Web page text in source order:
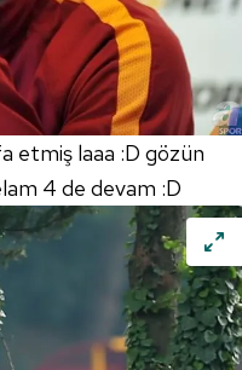
etmiş laaa :D gözün
4 de devam :D